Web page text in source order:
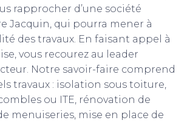
rapprocher d’une société
Jacquin, qui pourra mener à
des travaux. En faisant appel à
vous recourez au leader
Notre savoir-faire comprend
travaux : isolation sous toiture,
ou ITE, rénovation de
menuiseries, mise en place de